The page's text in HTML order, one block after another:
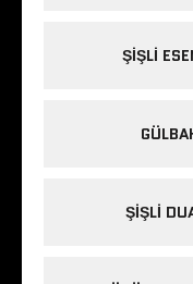
ŞIŞLI
ŞIŞLI